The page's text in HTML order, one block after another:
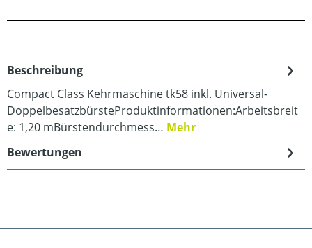
Beschreibung
Compact Class Kehrmaschine tk58 inkl. Universal-
DoppelbesatzbürsteProduktinformationen:Arbeitsbreit
e: 1,20 mBürstendurchmess… Mehr
Bewertungen